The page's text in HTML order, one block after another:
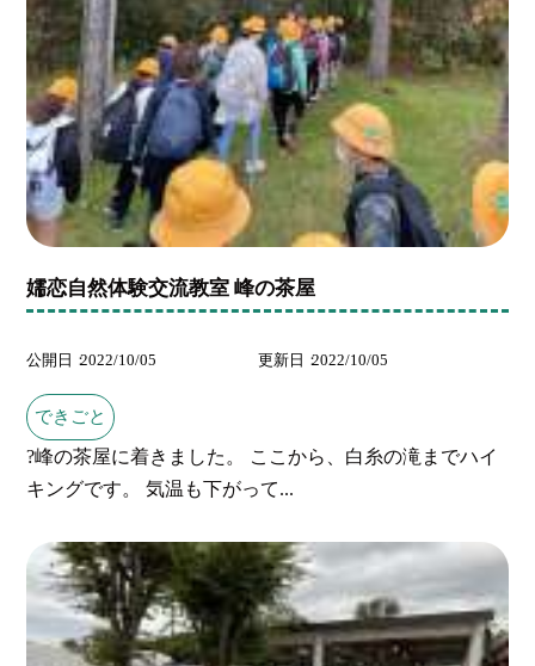
嬬恋自然体験交流教室 峰の茶屋
公開日 2022/10/05 更新日 2022/10/05
できごと
?峰の茶屋に着きました。 ここから、白糸の滝までハイ
キングです。 気温も下がって...